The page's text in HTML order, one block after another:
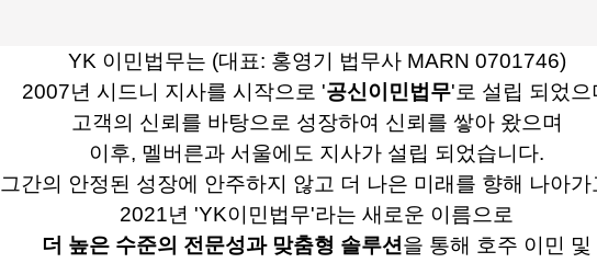
YK 이민법무는 (대표: 홍영기 법무사 MARN 0701746)
2007년 시드니 지사를 시작으로 '공신이민법무'로 설립 되었으
고객의 신뢰를 바탕으로 성장하여 신뢰를 쌓아 왔으며
이후, 멜버른과 서울에도 지사가 설립 되었습니다.
그간의 안정된 성장에 안주하지 않고 더 나은 미래를 향해 나아가
2021년 'YK이민법무'라는 새로운 이름으로
더 높은 수준의 전문성과 맞춤형 솔루션을 통해 호주 이민 및